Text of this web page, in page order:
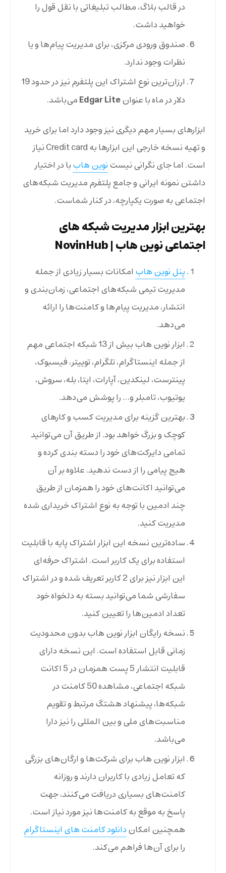
در قالب بلاگ،‌ مطالب تبلیغاتی با نقل قول را
خواهید داشت.
صندوق ورودی مرکزی، برای مدیریت پیام‌ها و یا
نظرات وجود ندارد.
ارزان‌ترین نوع اشتراک این پلتفرم نیز در حدود 19
دلار در ماه با عنوانEdgar Liteمی‌باشد.
ابزارهای بسیار مهم دیگری نیز وجود دارد اما برای خرید
و تهیه نسخه خارجی این ابزارها به Credit card نیاز
است. اما جای نگرانی نیستنوین هاببا در اختیار
داشتن نمونه ایرانی و جامع پلتفرم مدیریت شبکه‌های
اجتماعی به صورت یکپارچه، در کنار شماست.
بهترین ابزار مدیریت شبکه های
اجتماعی نوین هاب| NovinHub
پنل نوین هاب امکانات بسیار زیادی از جمله
مدیریت تیمی شبکه‌های اجتماعی،‌ زمان‌بندی و
انتشار،‌ مدیریت پیام‌ها و کامنت‌ها را ارائه
می‌دهد.
ابزار نوین هاب بیش از 13 شبکه اجتماعی مهم
از جمله اینستاگرام،‌ تلگرام،‌ توییتر، فیسبوک،
پینترست،‌ لینکدین، آپارات، ایتا، بله، سروش،
یوتیوب، تامبلر و… را پوشش می‌دهد.
بهترین گزینه برای مدیریت کسب و کارهای
کوچک و بزرگ خواهد بود. از طریق آن می‌توانید
تمامی دایرکت‌های خود را دسته بندی کرده و
هیج پیامی را از دست ندهید. علاوه بر آن
می‌توانید اکانت‌های خود را همزمان از طریق
چند ادمین با توجه به نوع اشتراک خریداری شده
مدیریت کنید.
ساده‌ترین نسخه این ابزار اشتراک پایه با قابلیت
استفاده برای یک کاربر است. اشتراک حرفه‌ای
این ابزار نیز برای 2 کاربر تعریف شده و در اشتراک
سفارشی شما می‌توانید بسته به دلخواه خود
تعداد ادمین‌ها را تعیین کنید.
نسخه رایگان ابزار نوین هاب بدون محدودیت
زمانی قابل استفاده است. این نسخه دارای
قابلیت انتشار 5 پست همزمان در 5 اکانت
شبکه اجتماعی، مشاهده 50 کامنت در
شبکه‌ها، پیشنهاد هشتگ مرتبط و تقویم
مناسبت‌های ملی و بین المللی را نیز دارا
می‌باشد.
ابزار نوین هاب برای شرکت‌ها و ارگان‌های بزرگی
که تعامل زیادی با کاربران دارند و روزانه
کامنت‌های بسیاری دریافت می‌کنند، جهت
پاسخ به موقع به کامنت‌ها نیز مورد نیاز است.
همچنین امکاندانلود کامنت های اینستاگرام
را برای آن‌ها فراهم می‌کند.